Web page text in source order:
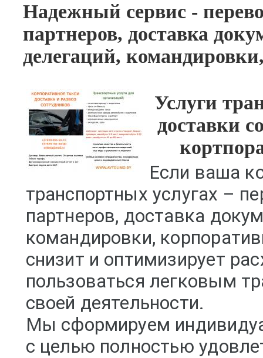
Надежный сервис -
партнеров, доставка
делегаций,
Услуги
доставки
Если ваша
транспортных услугах –
партнеров, доставка
командировки,
снизит и оптимизирует
пользоваться легковым
своей деятельности.
Мы сформируем
с целью полностью